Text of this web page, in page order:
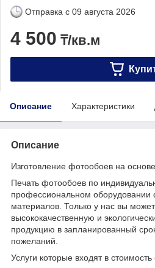
Отправка с 09 августа 2026
4 500 ₸/кв.м
Описание Характеристики
Описание
Изготовление фотообоев на
Печать фотообоев по
профессиональном
материалов. Только у нас вы
высококачественную и
продукцию в запланированный
пожеланий.
Услуги которые входят в